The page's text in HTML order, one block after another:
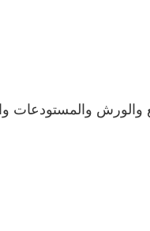
والورش والمستودعات